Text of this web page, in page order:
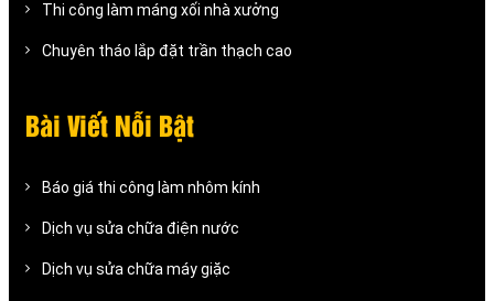
Thi công làm máng xối nhà xưởng
Chuyên tháo lắp đặt trần thạch cao
Bài Viết Nỗi Bật
Báo giá thi công làm nhôm kính
Dịch vụ sửa chữa điện nước
Dịch vụ sửa chữa máy giặc